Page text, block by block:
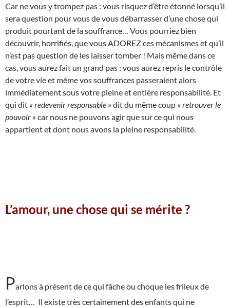
Car ne vous y trompez pas : vous risquez d’être étonné lorsqu’il
sera question pour vous de vous débarrasser d’une chose qui
produit pourtant de la souffrance… Vous pourriez bien
découvrir, horrifiés, que vous ADOREZ ces mécanismes et qu’il
n’est pas question de les laisser tomber ! Mais même dans ce
cas, vous aurez fait un grand pas : vous aurez repris le contrôle
de votre vie et même vos souffrances passeraient alors
immédiatement sous votre pleine et entière responsabilité. Et
qui dit « redevenir responsable » dit du même coup « retrouver le
pouvoir » car nous ne pouvons agir que sur ce qui nous
appartient et dont nous avons la pleine responsabilité.
L’amour, une chose qui se mérite ?
Parlons à présent de ce qui fâche ou choque les frileux de
l’esprit… Il existe très certainement des enfants qui ne